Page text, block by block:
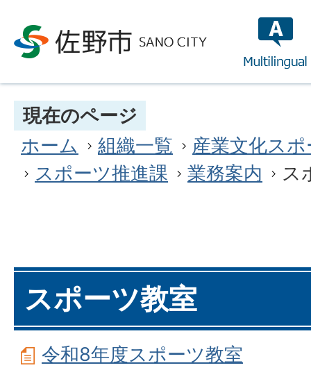
現在のページ
ホーム
組織一覧
産業文化ス
スポーツ推進課
業務案内 ス
スポーツ教室
令和8年度スポーツ教室